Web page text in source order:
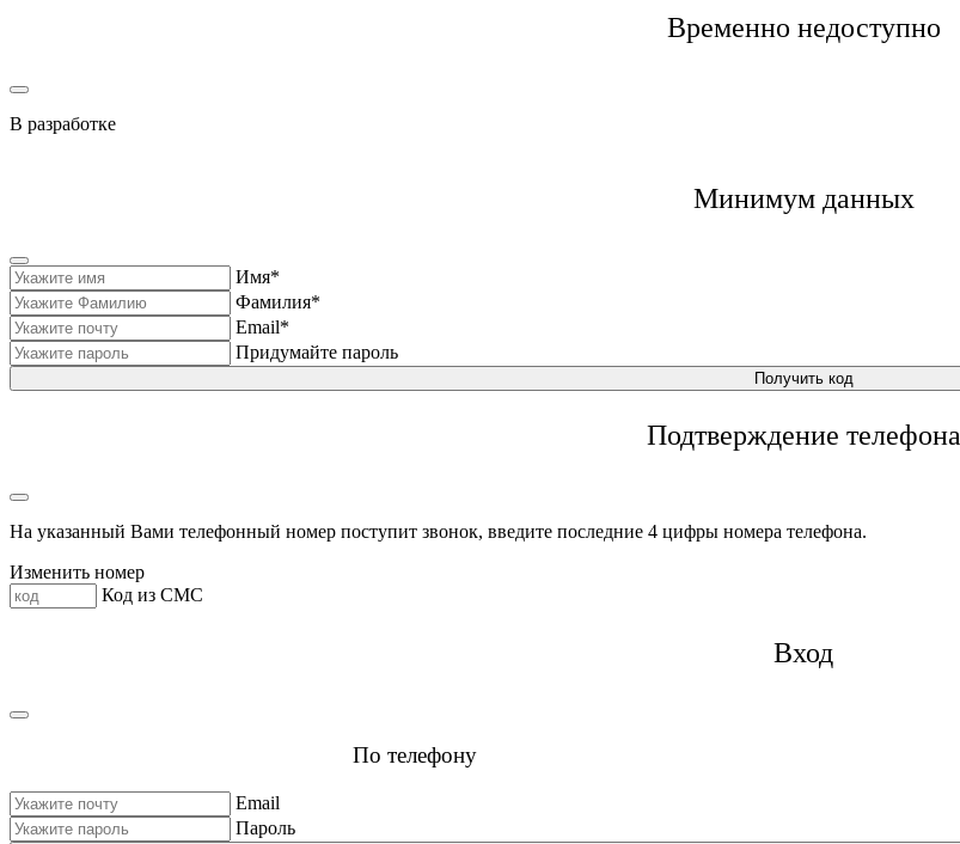
Временно недоступно
В разработке
Минимум данных
Имя*
Фамилия*
Email*
Придумайте пароль
Получить код
Подтверждение телефона
На указанный Вами телефонный номер поступит звонок, введите последние 4 цифры номера телефона.
Изменить номер
Код из СМС
Вход
По телефону
Email
Пароль